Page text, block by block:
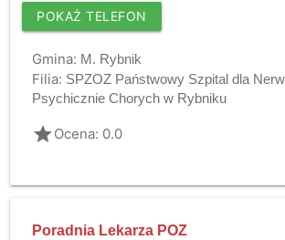
POKAŻ TELEFON
Gmina: M. Rybnik
Filia: SPZOZ Państwowy Szpital dla
Psychicznie Chorych w Rybniku
gradeOcena: 0.0
Poradnia Lekarza POZ